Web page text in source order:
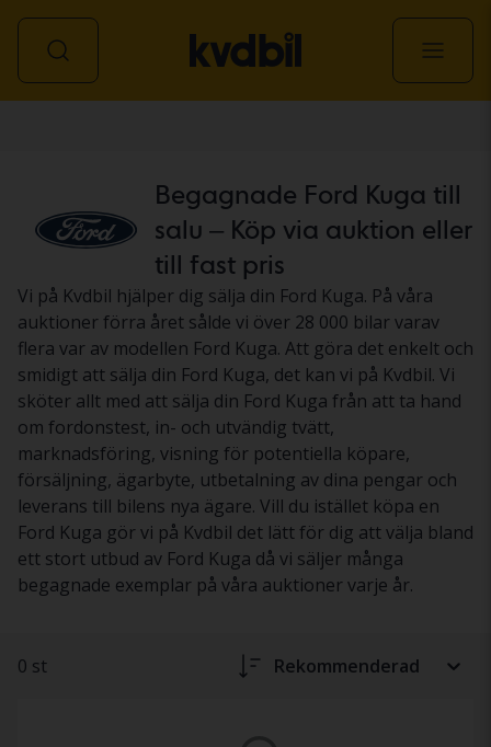
Begagnade Ford Kuga till
salu – Köp via auktion eller
till fast pris
Vi på Kvdbil hjälper dig sälja din Ford Kuga. På våra
auktioner förra året sålde vi över 28 000 bilar varav
flera var av modellen Ford Kuga. Att göra det enkelt och
smidigt att sälja din Ford Kuga, det kan vi på Kvdbil. Vi
sköter allt med att sälja din Ford Kuga från att ta hand
om fordonstest, in- och utvändig tvätt,
marknadsföring, visning för potentiella köpare,
försäljning, ägarbyte, utbetalning av dina pengar och
leverans till bilens nya ägare. Vill du istället köpa en
Ford Kuga gör vi på Kvdbil det lätt för dig att välja bland
ett stort utbud av Ford Kuga då vi säljer många
begagnade exemplar på våra auktioner varje år.
0 st Rekommenderad